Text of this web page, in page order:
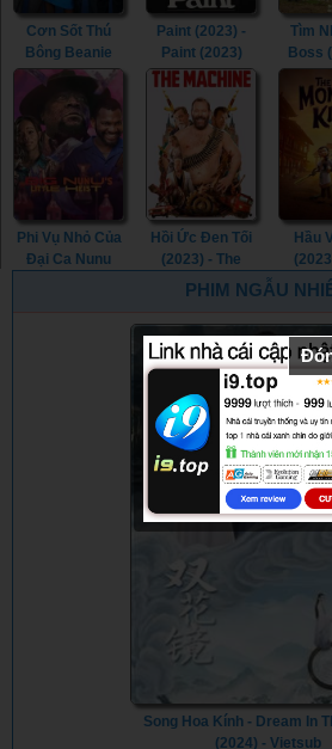
Cơn Sốt Thú
Bông Beanie
(2023) - The
Beanie Bubble
(2023)
Paint (2023) -
Paint (2023)
Tìm
Boss
My
Phi Vụ Nhỏ Của
Đại Ca Nunu
Hồi Ức Đen Tối
(2023) - The
Machine (2023)
Hầu
PHIM NGẪU
Song Hoa Kính - Dream In
(2024) - Vietsub